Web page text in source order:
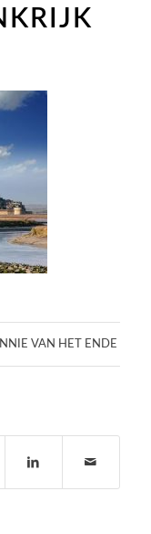
VAN HET ENDE